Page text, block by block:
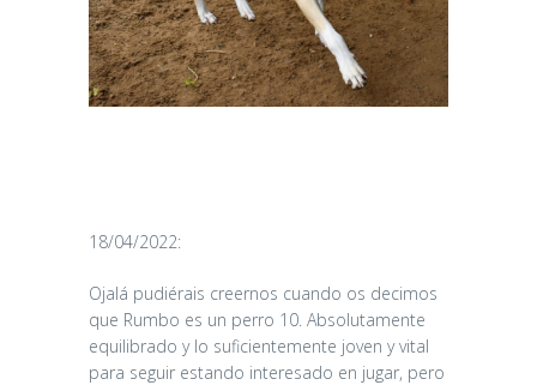
18/04/2022:
Ojalá pudiérais creernos cuando os decimos
que Rumbo es un perro 10. Absolutamente
equilibrado y lo suficientemente joven y vital
para seguir estando interesado en jugar, pero